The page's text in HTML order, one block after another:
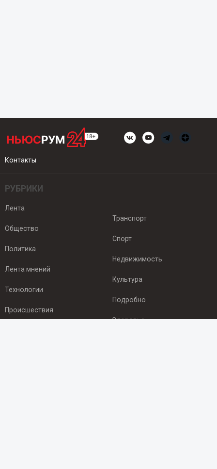
Контакты
РУБРИКИ
Лента
Общество
Политика
Лента мнений
Технологии
Происшествия
Транспорт
Спорт
Недвижимость
Культура
Подробно
Здоровье